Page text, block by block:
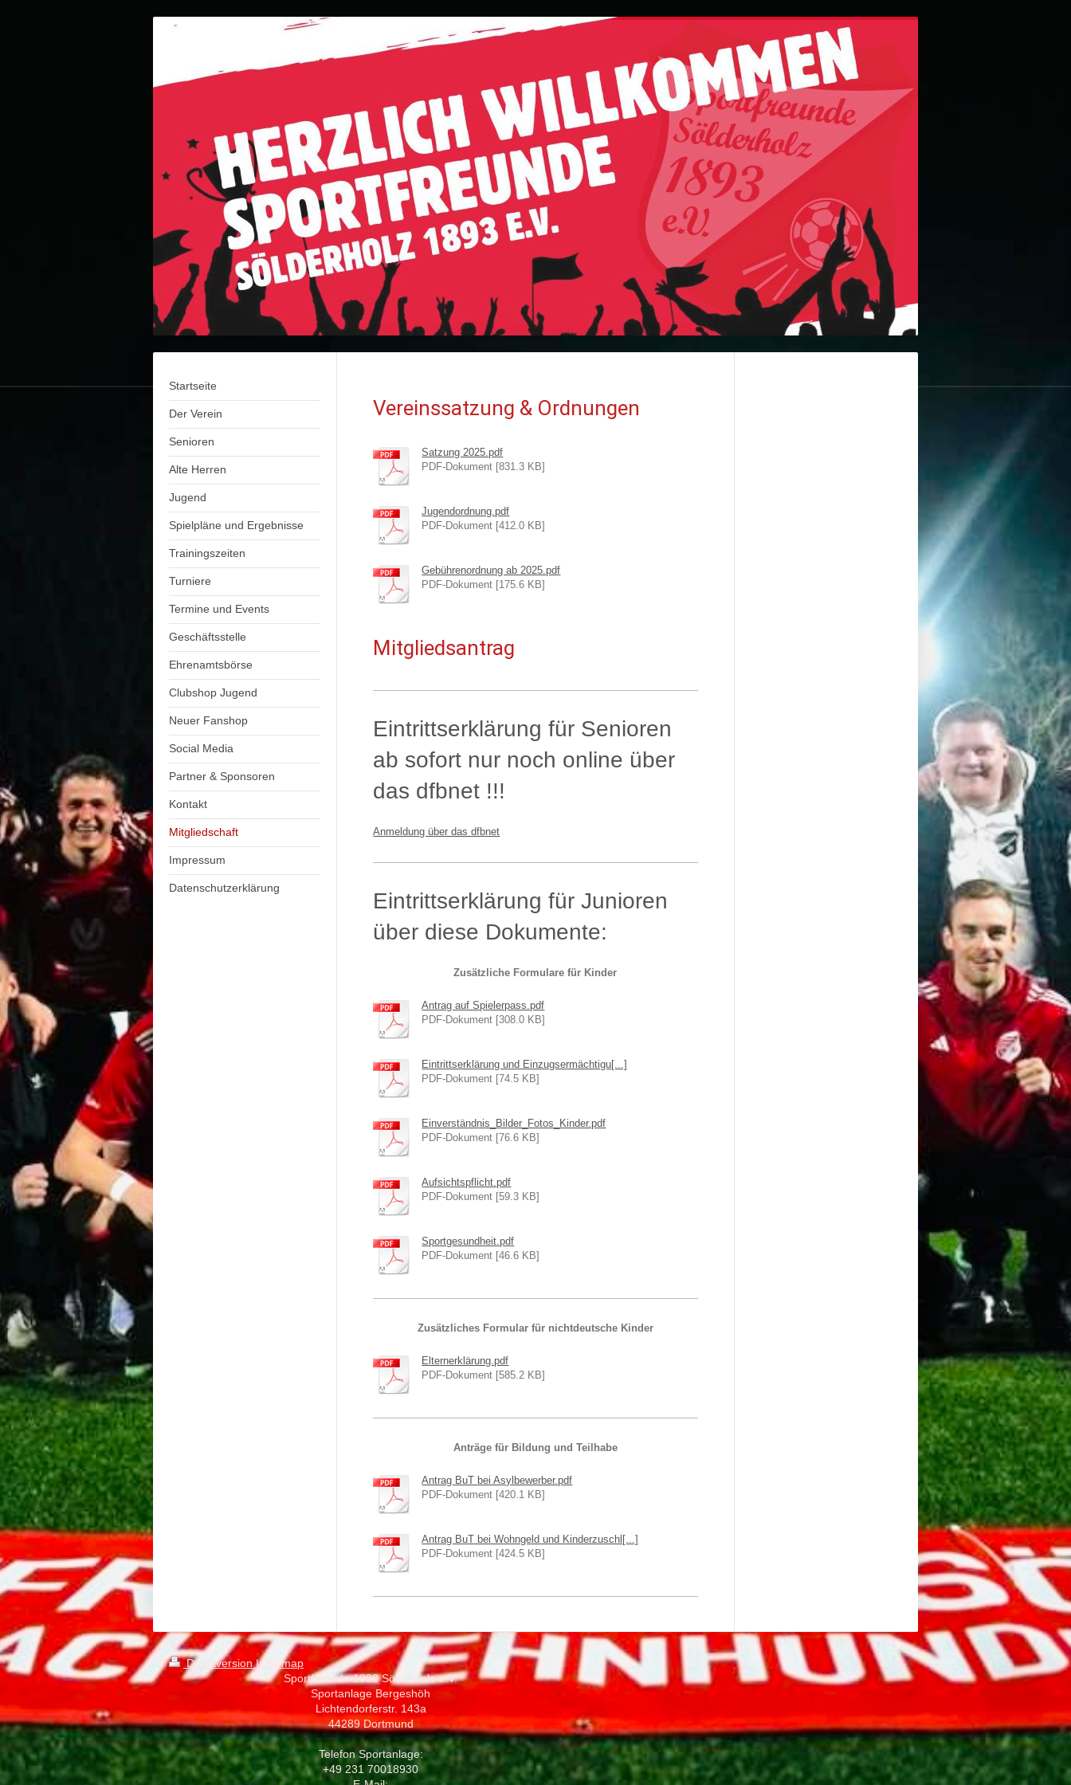
Startseite
Der Verein
Senioren
Alte Herren
Jugend
Spielpläne und Ergebnisse
Trainingszeiten
Turniere
Termine und Events
Geschäftsstelle
Ehrenamtsbörse
Clubshop Jugend
Neuer Fanshop
Social Media
Partner & Sponsoren
Kontakt
Mitgliedschaft
Impressum
Datenschutzerklärung
Vereinssatzung & Ordnungen
Satzung 2025.pdf
PDF-Dokument [831.3 KB]
Jugendordnung.pdf
PDF-Dokument [412.0 KB]
Gebührenordnung ab 2025.pdf
PDF-Dokument [175.6 KB]
Mitgliedsantrag
Eintrittserklärung für Senioren
ab sofort nur noch online über
das dfbnet !!!
Anmeldung über das dfbnet
Eintrittserklärung für Junioren
über diese Dokumente:
Zusätzliche Formulare für Kinder
Antrag auf Spielerpass.pdf
PDF-Dokument [308.0 KB]
Eintrittserklärung und Einzugsermächtigu[...]
PDF-Dokument [74.5 KB]
Einverständnis_Bilder_Fotos_Kinder.pdf
PDF-Dokument [76.6 KB]
Aufsichtspflicht.pdf
PDF-Dokument [59.3 KB]
Sportgesundheit.pdf
PDF-Dokument [46.6 KB]
Zusätzliches Formular für nichtdeutsche Kinder
Elternerklärung.pdf
PDF-Dokument [585.2 KB]
Anträge für Bildung und Teilhabe
Antrag BuT bei Asylbewerber.pdf
PDF-Dokument [420.1 KB]
Antrag BuT bei Wohngeld und Kinderzuschl[...]
PDF-Dokument [424.5 KB]
Druckversion| Sitemap
Sportfreunde 1893 Sölderholz e.V.
Sportanlage Bergeshöh
Lichtendorferstr. 143a
44289 Dortmund
Telefon Sportanlage:
+49 231 70018930